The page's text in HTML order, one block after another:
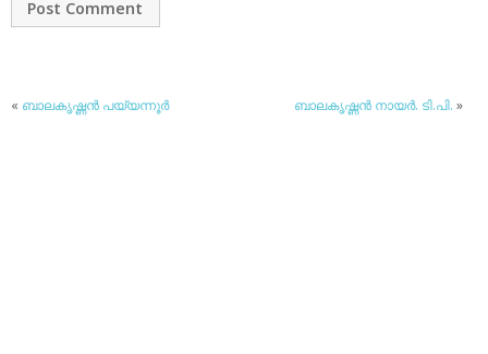
« ബാലകൃഷ്ണന്‍ പയ്യന്നൂര്‍ ബാലകൃഷ്ണന്‍ നായര്‍. ടി.പി. »